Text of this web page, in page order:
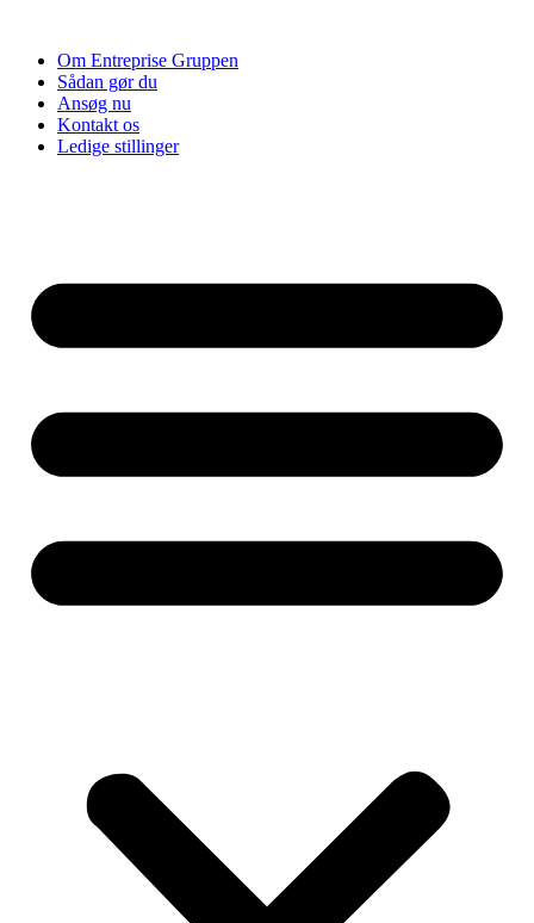
indholdOm Entreprise Gruppen
Sådan gør du
Ansøg nu
Kontakt os
Ledige stillinger